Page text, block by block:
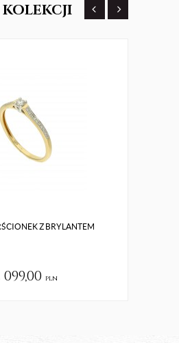
KOLEKCJI
Z BRYLANTEM
099,00 pln